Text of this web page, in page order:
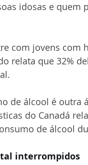
idosas e quem
com jovens com
relata que 32%
de álcool é outra
do Canadá
de álcool
interrompidos